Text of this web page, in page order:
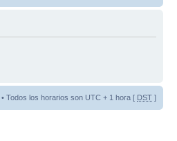
• Todos los horarios son UTC + 1 hora [ DST ]